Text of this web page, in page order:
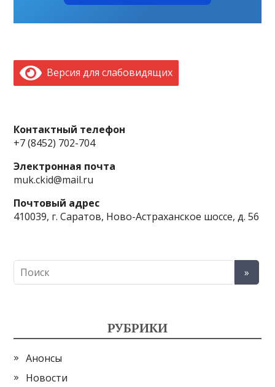
Версия для слабовидящих
Контактный телефон
+7 (8452) 702-704
Электронная почта
muk.ckid@mail.ru
Почтовый адрес
410039, г. Саратов, Ново-Астраханское шоссе, д. 56
РУБРИКИ
Анонсы
Новости